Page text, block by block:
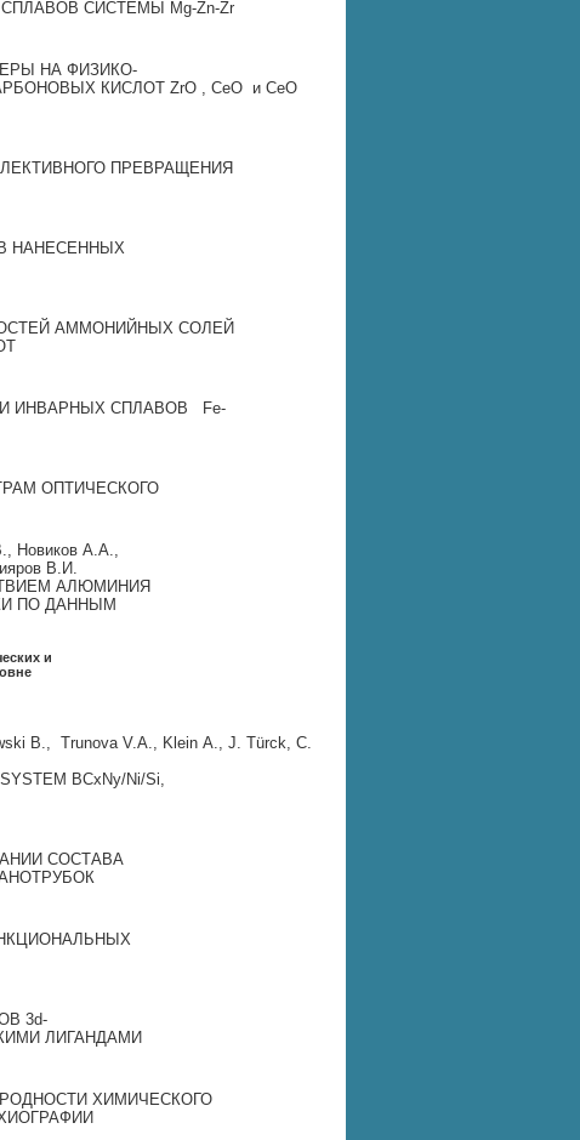
СИСТЕМЫ Mg‐Zn‐Zr
НА ФИЗИКО‐
КИСЛОТ ZrO , CeO и CeO
ПРЕВРАЩЕНИЯ
НАНЕСЕННЫХ
АММОНИЙНЫХ СОЛЕЙ
ИНВАРНЫХ СПЛАВОВ Fe‐
ОПТИЧЕСКОГО
Новиков А.А.,
В.И.
АЛЮМИНИЯ
ПО ДАННЫМ
и
B., Trunova V.A., Klein A., J. Türck, C.
BCxNy/Ni/Si,
СОСТАВА
3d‐
ЛИГАНДАМИ
ХИМИЧЕСКОГО